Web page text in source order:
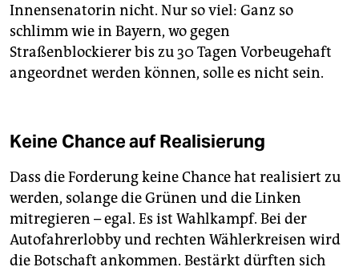
Innensenatorin nicht. Nur so viel: Ganz so
schlimm wie in Bayern, wo gegen
Straßenblockierer bis zu 30 Tagen Vorbeugehaft
angeordnet werden können, solle es nicht sein.
Keine Chance auf Realisierung
Dass die Forderung keine Chance hat realisiert zu
werden, solange die Grünen und die Linken
mitregieren – egal. Es ist Wahlkampf. Bei der
Autofahrerlobby und rechten Wählerkreisen wird
die Botschaft ankommen. Bestärkt dürften sich